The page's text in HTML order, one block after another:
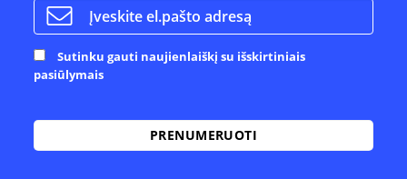
Sutinku gauti naujienlaiškį su išskirtiniais
pasiūlymais